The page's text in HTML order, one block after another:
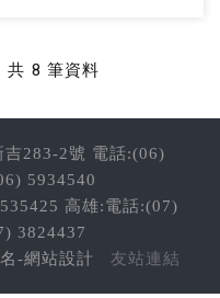
共 8 筆資料
吉283-2號 電話:(06)
5934540
高雄:電話:(07)
3824437
-網站設計 友站連結